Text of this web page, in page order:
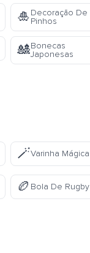
🎍Decoração De
Pinhos
🎎Bonecas
Japonesas
🪄Varinha Mágica
🏉 Bola De Rugby